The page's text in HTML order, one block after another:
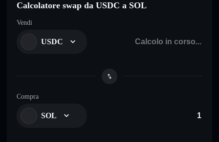
Calcolatore swap da USDC a SOL
Vendi
USDC
Compra
SOL